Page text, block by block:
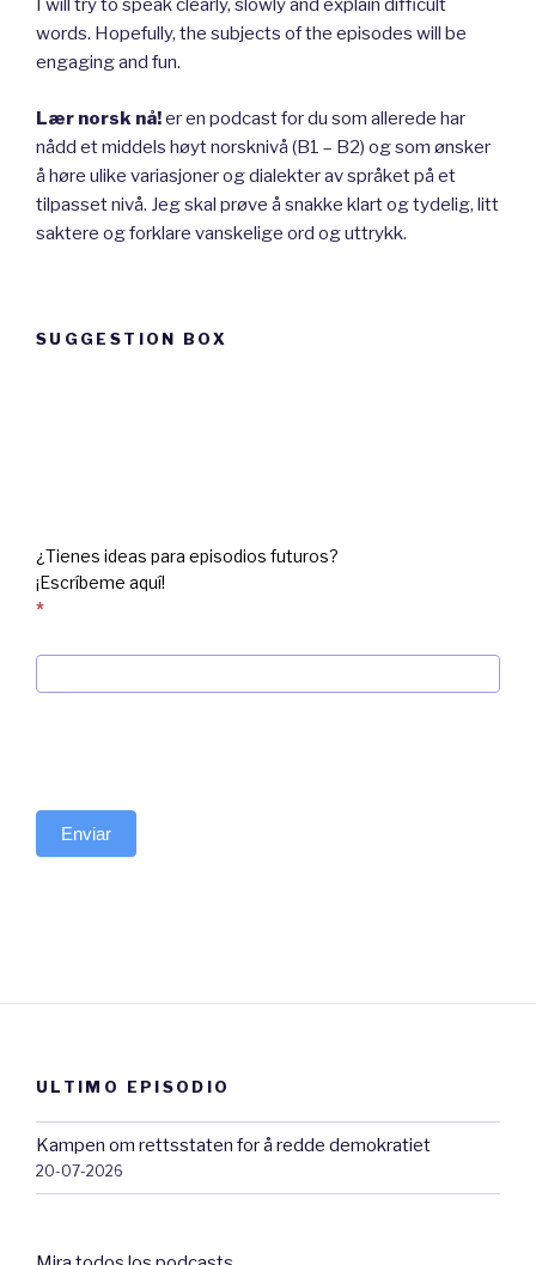
I will try to speak clearly, slowly and explain difficult
words. Hopefully, the subjects of the episodes will be
engaging and fun.
Lær norsk nå!er en podcast for du som allerede har
nådd et middels høyt norsknivå (B1 – B2) og som ønsker
å høre ulike variasjoner og dialekter av språket på et
tilpasset nivå. Jeg skal prøve å snakke klart og tydelig, litt
saktere og forklare vanskelige ord og uttrykk.
SUGGESTION BOX
¿Tienes ideas para episodios futuros?
¡Escríbeme aquí!
*
Enviar
ULTIMO EPISODIO
Kampen om rettsstaten for å redde demokratiet
20-07-2026